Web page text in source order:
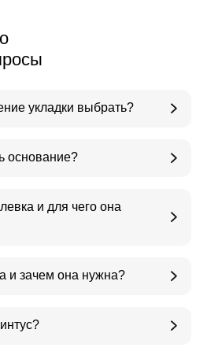
укладки выбрать?
основание?
и для чего она
и зачем она нужна?